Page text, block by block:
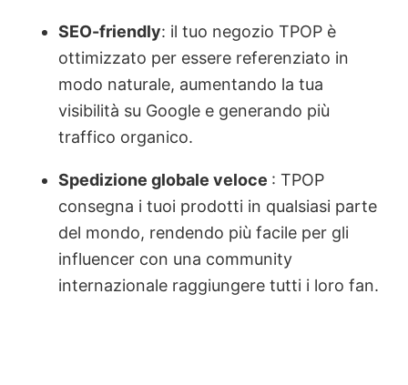
SEO-friendly: il tuo negozio TPOP è
ottimizzato per essere referenziato in
modo naturale, aumentando la tua
visibilità su Google e generando più
traffico organico.
Spedizione globale veloce : TPOP
consegna i tuoi prodotti in qualsiasi parte
del mondo, rendendo più facile per gli
influencer con una community
internazionale raggiungere tutti i loro fan.